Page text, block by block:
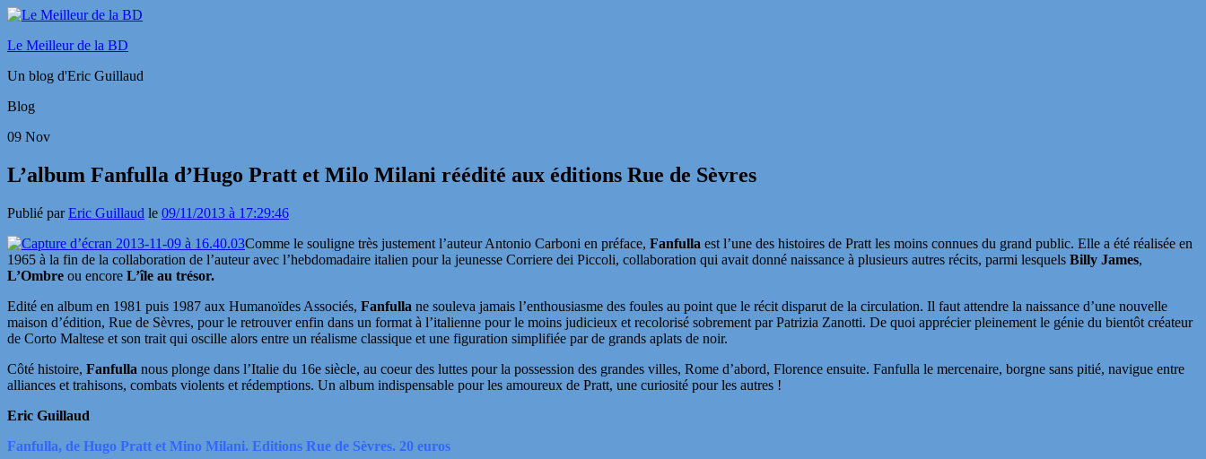
Le Meilleur de la BD
Un blog d'Eric Guillaud
Blog
09 Nov
L’album Fanfulla d’Hugo Pratt et Milo Milani réédité aux éditions Rue de Sèvres
Publié parEric Guillaud le 09/11/2013 à 17:29:46
Comme le souligne très justement l’auteur Antonio Carboni en préface, Fanfulla est l’une des histoires de Pratt les moins connues du grand public. Elle a été réalisée en
1965 à la fin de la collaboration de l’auteur avec l’hebdomadaire italien pour la jeunesse Corriere dei Piccoli, collaboration qui avait donné naissance à plusieurs autres récits, parmi lesquels Billy James,
L’Ombre ou encore L’île au trésor.
Edité en album en 1981 puis 1987 aux Humanoïdes Associés, Fanfulla ne souleva jamais l’enthousiasme des foules au point que le récit disparut de la circulation. Il faut attendre la naissance d’une nouvelle
maison d’édition, Rue de Sèvres, pour le retrouver enfin dans un format à l’italienne pour le moins judicieux et recolorisé sobrement par Patrizia Zanotti. De quoi apprécier pleinement le génie du bientôt créateur
de Corto Maltese et son trait qui oscille alors entre un réalisme classique et une figuration simplifiée par de grands aplats de noir.
Côté histoire, Fanfulla nous plonge dans l’Italie du 16e siècle, au coeur des luttes pour la possession des grandes villes, Rome d’abord, Florence ensuite. Fanfulla le mercenaire, borgne sans pitié, navigue entre
alliances et trahisons, combats violents et rédemptions. Un album indispensable pour les amoureux de Pratt, une curiosité pour les autres !
Eric Guillaud
Fanfulla, de Hugo Pratt et Mino Milani. Editions Rue de Sèvres. 20 euros